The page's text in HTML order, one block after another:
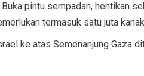
pintu sempadan, hentikan
termasuk satu juta
ke atas Semenanjung Gaza